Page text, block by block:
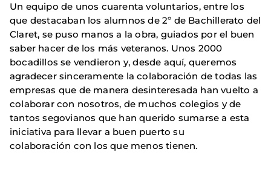
Un equipo de unos cuarenta voluntarios, entre los
que destacaban los alumnos de 2º de Bachillerato del
Claret, se puso manos a la obra, guiados por el buen
saber hacer de los más veteranos. Unos 2000
bocadillos se vendieron y, desde aquí, queremos
agradecer sinceramente la colaboración de todas las
empresas que de manera desinteresada han vuelto a
colaborar con nosotros, de muchos colegios y de
tantos segovianos que han querido sumarse a esta
iniciativa para llevar a buen puerto su
colaboración con los que menos tienen.